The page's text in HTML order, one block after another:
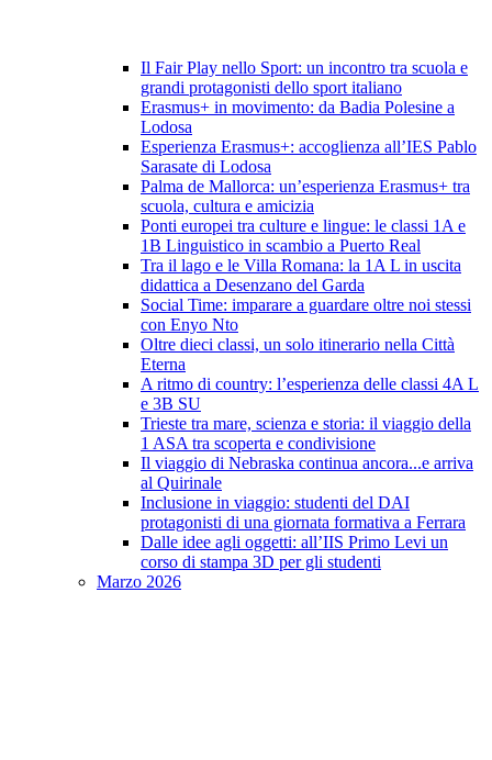
Il Fair Play nello Sport: un incontro tra scuola e
grandi protagonisti dello sport italiano
Erasmus+ in movimento: da Badia Polesine a
Lodosa
Esperienza Erasmus+: accoglienza all’IES Pablo
Sarasate di Lodosa
Palma de Mallorca: un’esperienza Erasmus+ tra
scuola, cultura e amicizia
Ponti europei tra culture e lingue: le classi 1A e
1B Linguistico in scambio a Puerto Real
Tra il lago e le Villa Romana: la 1A L in uscita
didattica a Desenzano del Garda
Social Time: imparare a guardare oltre noi stessi
con Enyo Nto
Oltre dieci classi, un solo itinerario nella Città
Eterna
A ritmo di country: l’esperienza delle classi 4A L
e 3B SU
Trieste tra mare, scienza e storia: il viaggio della
1 ASA tra scoperta e condivisione
Il viaggio di Nebraska continua ancora...e arriva
al Quirinale
Inclusione in viaggio: studenti del DAI
protagonisti di una giornata formativa a Ferrara
Dalle idee agli oggetti: all’IIS Primo Levi un
corso di stampa 3D per gli studenti
Marzo 2026